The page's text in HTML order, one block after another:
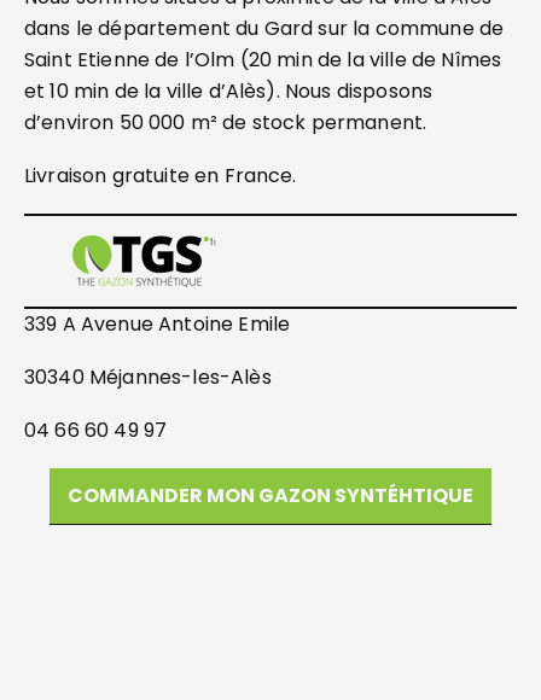
dans le département du Gard sur la commune de
Saint Etienne de l’Olm (20 min de la ville de Nîmes
et 10 min de la ville d’Alès). Nous disposons
d’environ 50 000 m² de stock permanent.
Livraison gratuite en France.
339 A Avenue Antoine Emile
30340 Méjannes-les-Alès
04 66 60 49 97
COMMANDER MON GAZON SYNTÉHTIQUE